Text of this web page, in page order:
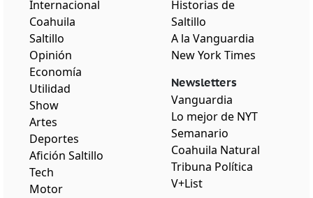
Internacional
Coahuila
Saltillo
Opinión
Economía
Utilidad
Show
Artes
Deportes
Afición Saltillo
Tech
Motor
Historias de
Saltillo
A la Vanguardia
New York Times
Newsletters
Vanguardia
Lo mejor de NYT
Semanario
Coahuila Natural
Tribuna Política
V+List